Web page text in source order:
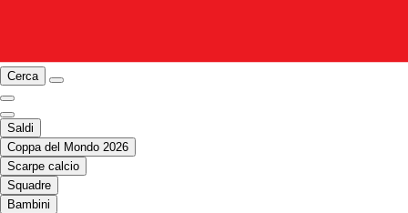
Cerca
Saldi
Coppa del Mondo 2026
Scarpe calcio
Squadre
Bambini